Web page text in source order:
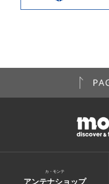
アンテナショップ
カ・モンテ